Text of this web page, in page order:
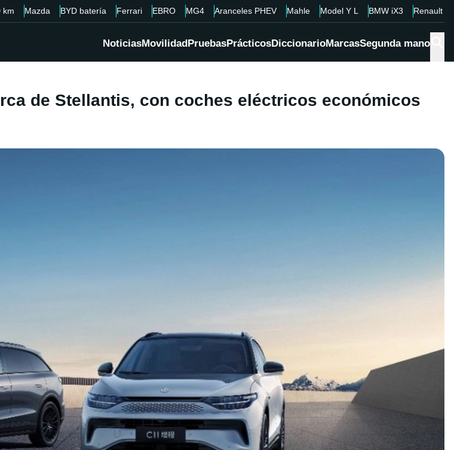
km Mazda BYD batería Ferrari EBRO MG4 Aranceles PHEV Mahle Model Y L BMW iX3 Renault
NoticiasMovilidadPruebasPrácticosDiccionarioMarcasSegunda mano
de Stellantis, con coches eléctricos económicos